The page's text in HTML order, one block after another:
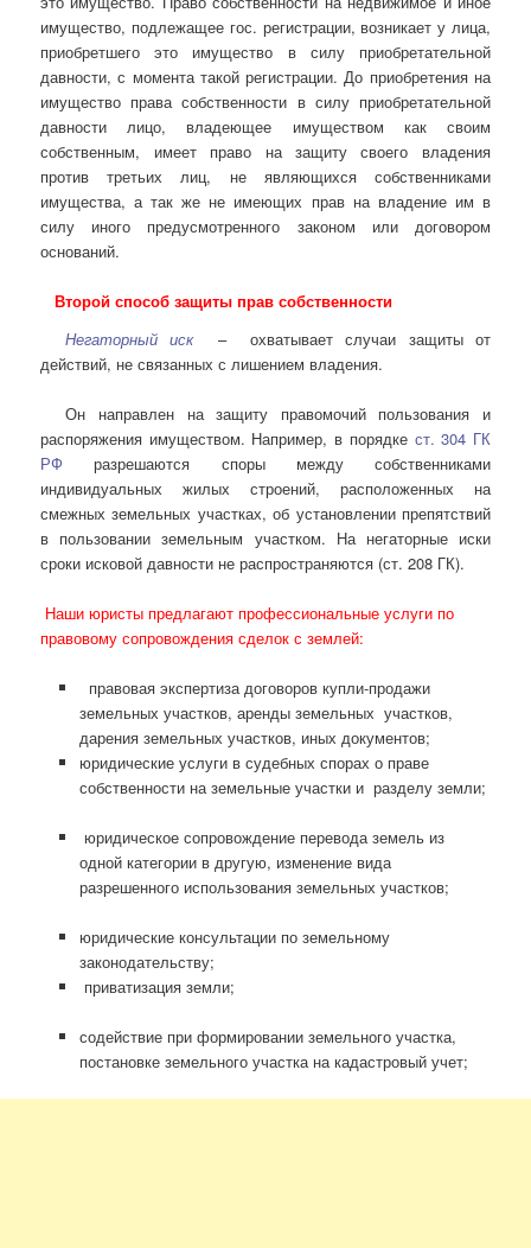
имущество, подлежащее гос. регистрации, возникает у лица,
приобретшего это имущество в силу приобретательной
давности, с момента такой регистрации. До приобретения на
имущество права собственности в силу приобретательной
давности лицо, владеющее имуществом как своим
собственным, имеет право на защиту своего владения
против третьих лиц, не являющихся собственниками
имущества, а так же не имеющих прав на владение им в
силу иного предусмотренного законом или договором
оснований.
Второй способ защиты прав собственности
Негаторный иск
– охватывает случаи защиты от
действий, не связанных с лишением владения.
Он направлен на защиту правомочий пользования и
распоряжения имуществом. Например, в порядке ст. 304 ГК
РФ разрешаются споры между собственниками
индивидуальных жилых строений, расположенных на
смежных земельных участках, об установлении препятствий
в пользовании земельным участком. На негаторные иски
сроки исковой давности не распространяются (ст. 208 ГК).
Наши юристы предлагают профессиональные услуги по
правовому сопровождения сделок с землей:
правовая экспертиза договоров купли-продажи
земельных участков, аренды земельных участков,
дарения земельных участков, иных документов;
юридические услуги в судебных спорах о праве
собственности на земельные участки и разделу земли;
юридическое сопровождение перевода земель из
одной категории в другую, изменение вида
разрешенного использования земельных участков;
юридические консультации по земельному
законодательству;
приватизация земли;
содействие при формировании земельного участка,
постановке земельного участка на кадастровый учет;